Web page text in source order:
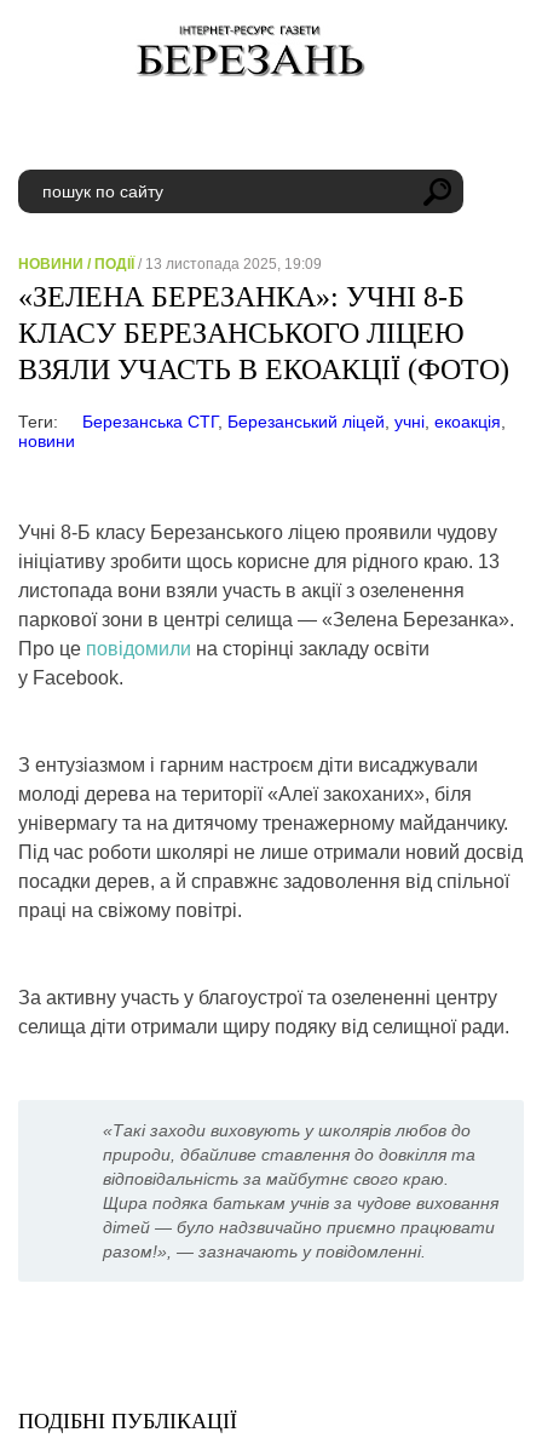
НОВИНИ / ПОДІЇ / 13 листопада 2025, 19:09
«ЗЕЛЕНА БЕРЕЗАНКА»: УЧНІ 8-Б
КЛАСУ БЕРЕЗАНСЬКОГО ЛІЦЕЮ
ВЗЯЛИ УЧАСТЬ В ЕКОАКЦІЇ (ФОТО)
Теги: Березанська СТГ, Березанський ліцей учні екоакція
новини
Учні 8-Б класу Березанського ліцею проявили чудову
ініціативу зробити щось корисне для рідного краю. 13
листопада вони взяли участь в акції з озеленення
паркової зони в центрі селища — «Зелена Березанка».
Про це повідомили на сторінці закладу освіти
у Facebook.
З ентузіазмом і гарним настроєм діти висаджували
молоді дерева на території «Алеї закоханих», біля
універмагу та на дитячому тренажерному майданчику.
Під час роботи школярі не лише отримали новий досвід
посадки дерев, а й справжнє задоволення від спільної
праці на свіжому повітрі.
За активну участь у благоустрої та озелененні центру
селища діти отримали щиру подяку від селищної ради.
«Такі заходи виховують у школярів любов до
природи, дбайливе ставлення до довкілля та
відповідальність за майбутнє свого краю.
Щира подяка батькам учнів за чудове виховання
дітей — було надзвичайно приємно працювати
разом!», — зазначають у повідомленні.
ПОДІБНІ ПУБЛІКАЦІЇ